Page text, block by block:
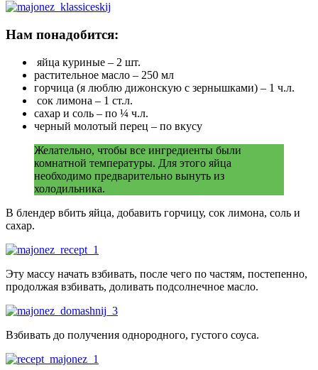
Нам понадобится:
яйца куриные – 2 шт.
растительное масло – 250 мл
горчица (я люблю дижонскую с зернышками) – 1 ч.л.
сок лимона – 1 ст.л.
сахар и соль – по ¼ ч.л.
черный молотый перец – по вкусу
Желательно, чтобы все ингредиенты были
комнатной температуры. Для этого яйца
необходимо предварительно вынуть из
холодильника.
В блендер вбить яйца, добавить горчицу, сок лимона, соль и
сахар.
Эту массу начать взбивать, после чего по частям, постепенно,
продолжая взбивать, доливать подсолнечное масло.
Взбивать до получения однородного, густого соуса.